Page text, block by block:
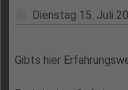
Beitrag
Dienstag 15. Juli
Gibts hier